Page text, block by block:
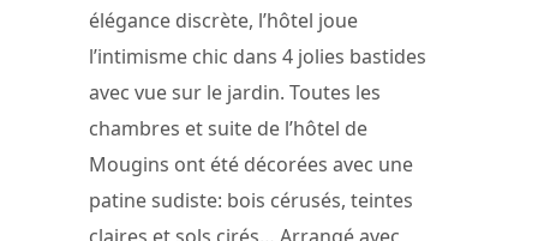
élégance discrète, l’hôtel joue
l’intimisme chic dans 4 jolies bastides
avec vue sur le jardin. Toutes les
chambres et suite de l’hôtel de
Mougins ont été décorées avec une
patine sudiste: bois cérusés, teintes